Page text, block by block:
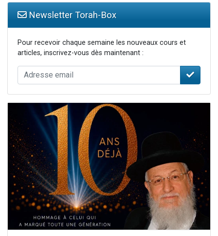
Newsletter Torah-Box
Pour recevoir chaque semaine les nouveaux cours et
articles, inscrivez-vous dès maintenant :